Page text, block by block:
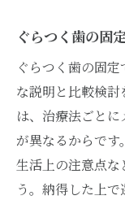
ぐらつく歯の固
ぐらつく歯の固
な説明と比較検
は、治療法ごと
が異なるからです
生活上の注意点な
う。納得した上